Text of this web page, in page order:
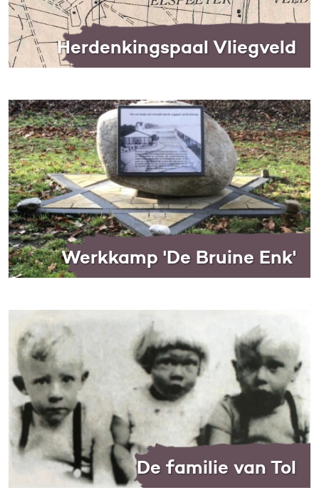
Herdenkingspaal Vliegveld
Werkkamp 'De Bruine Enk'
De familie van Tol